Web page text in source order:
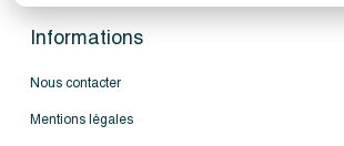
Informations
Nous contacter
Mentions légales